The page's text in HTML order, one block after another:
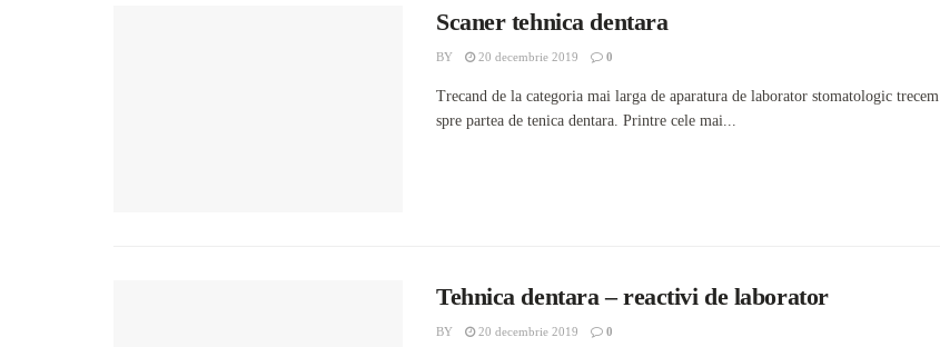
Scaner tehnica dentara
BY 20 decembrie 2019 0
Trecand de la categoria mai larga de aparatura de laborator stomatologic trecem
spre partea de tenica dentara. Printre cele mai...
Tehnica dentara – reactivi de laborator
BY 20 decembrie 2019 0